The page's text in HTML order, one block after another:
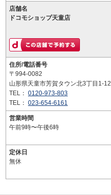
店舗名
ドコモショップ天童店
住所/電話番号
〒994-0082
山形県天童市芳賀タウン北3丁目1-12
TEL： 0120-973-803
TEL： 023-654-6161
営業時間
午前9時〜午後6時
定休日
無休